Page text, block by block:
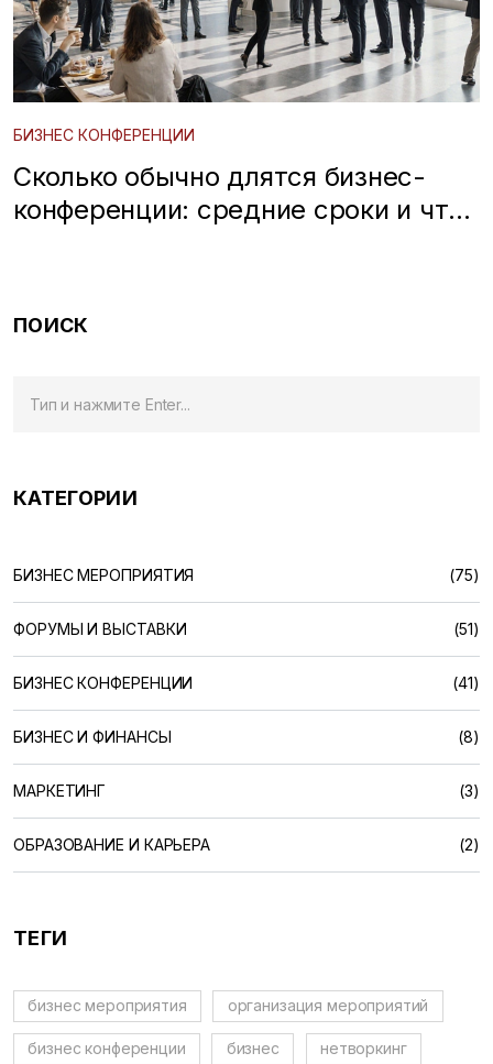
БИЗНЕС КОНФЕРЕНЦИИ
Сколько обычно длятся бизнес-
конференции: средние сроки и что
ПОИСК
КАТЕГОРИИ
БИЗНЕС МЕРОПРИЯТИЯ (75)
ФОРУМЫ И ВЫСТАВКИ (51)
БИЗНЕС КОНФЕРЕНЦИИ (41)
БИЗНЕС И ФИНАНСЫ (8)
МАРКЕТИНГ (3)
ОБРАЗОВАНИЕ И КАРЬЕРА (2)
ТЕГИ
бизнес мероприятия организация мероприятий
бизнес конференции бизнес нетворкинг